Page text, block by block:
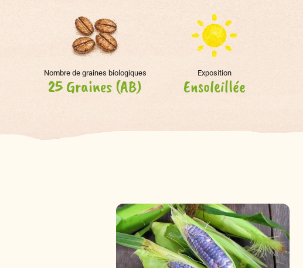
Nombre de graines biologiques
25 Graines (AB)
Exposition
Ensoleillée